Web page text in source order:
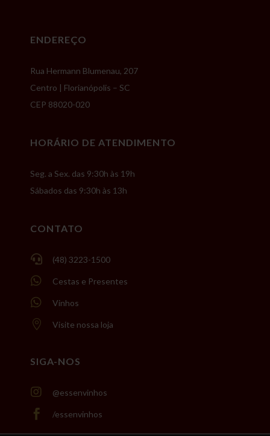
ENDEREÇO
Rua Hermann Blumenau, 207
Centro | Florianópolis – SC
CEP 88020-020
HORÁRIO DE ATENDIMENTO
Seg. a Sex. das 9:30h às 19h
Sábados das 9:30h às 13h
CONTATO
 (48) 3223-1500
 Cestas e Presentes
 Vinhos
 Visite nossa loja
SIGA-NOS
 @essenvinhos
 /essenvinhos